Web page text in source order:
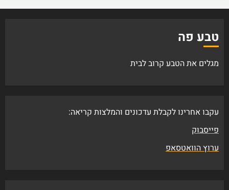
טבע פה
מגלים את הטבע קרוב לבית
עקבו אחרינו לקבלת עדכונים והמלצות קריאה:
פייסבוק
ערוץ הוואטסאפ